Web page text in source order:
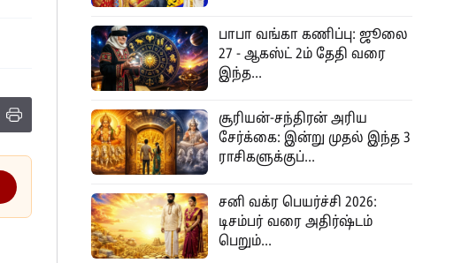
பாபா வங்கா கணிப்பு: ஜூலை
27 - ஆகஸ்ட் 2ம் தேதி வரை
இந்த...
சூரியன்-சந்திரன் அரிய
சேர்க்கை: இன்று முதல் இந்த 3
ராசிகளுக்குப்...
சனி வக்ர பெயர்ச்சி 2026:
டிசம்பர் வரை அதிர்ஷ்டம்
பெறும்...